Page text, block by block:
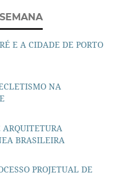
E A CIDADE DE PORTO
NA
ARQUITETURA
BRASILEIRA
PROJETUAL DE